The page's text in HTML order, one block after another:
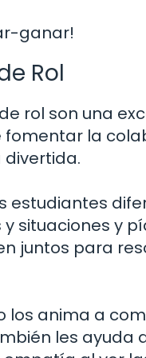
ganar!
Rol
rol son una
fomentar la
estudiantes
situaciones y
juntos para
los anima a
les ayuda